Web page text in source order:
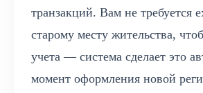
транзакций. Вам не требуется
старому месту жительства,
учета — система сделает это
момент оформления новой